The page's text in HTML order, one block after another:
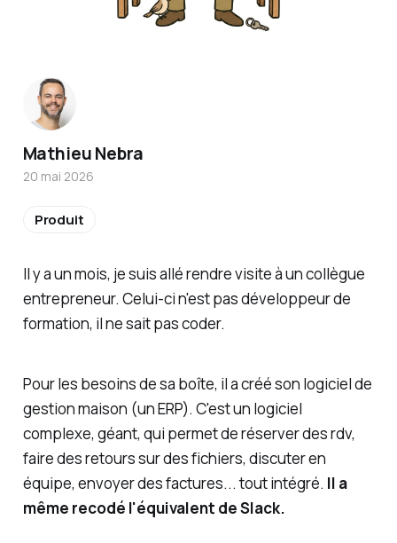
Il y a un mois, je suis allé rendre visite à un collègue
entrepreneur. Celui-ci n'est pas développeur de
formation, il ne sait pas coder.
Pour les besoins de sa boîte, il a créé son logiciel de
gestion maison (un ERP). C'est un logiciel
complexe, géant, qui permet de réserver des rdv,
faire des retours sur des fichiers, discuter en
équipe, envoyer des factures... tout intégré. Il a
même recodé l'équivalent de Slack.
Mathieu Nebra
20 mai 2026
Produit